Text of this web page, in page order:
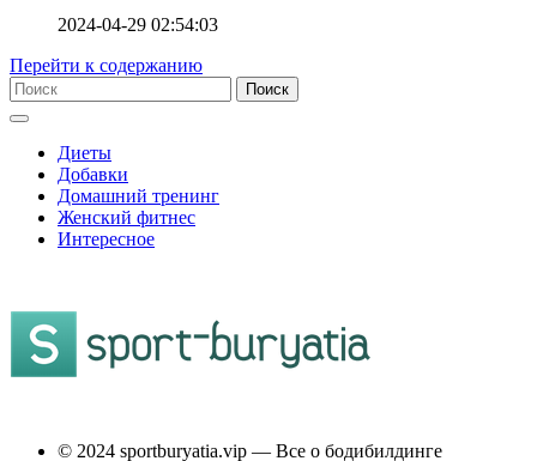
2024-04-29 02:54:03
Перейти к содержанию
Диеты
Добавки
Домашний тренинг
Женский фитнес
Интересное
© 2024 sportburyatia.vip — Все о бодибилдинге